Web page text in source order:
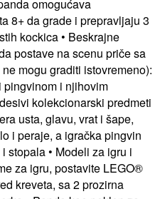
omogućava
8+ da grade i prepravljaju 3
kockica • Beskrajne
postave na scenu priče sa
mogu graditi istovremeno):
pingvinom i njihovim
kolekcionarski predmeti
usta, glavu, vrat i šape,
i peraje, a igračka pingvin
stopala • Modeli za igru i
za igru, postavite LEGO®
kreveta, sa 2 prozirna